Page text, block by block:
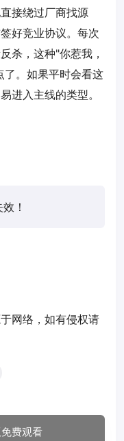
接绕过厂商找源
好竞业协议。每次
杀，这种"你惹我，
了。如果平时会看这
进入主线的类型。
！
网络，如有侵权请
费观看